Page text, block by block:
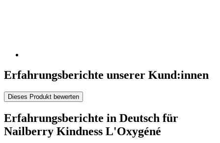
Erfahrungsberichte unserer Kund:innen
Dieses Produkt bewerten
Erfahrungsberichte in Deutsch für
Nailberry Kindness L'Oxygéné